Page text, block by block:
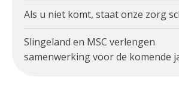
Als u niet komt, staat onze zorg
Slingeland en MSC verlengen
samenwerking voor de komende